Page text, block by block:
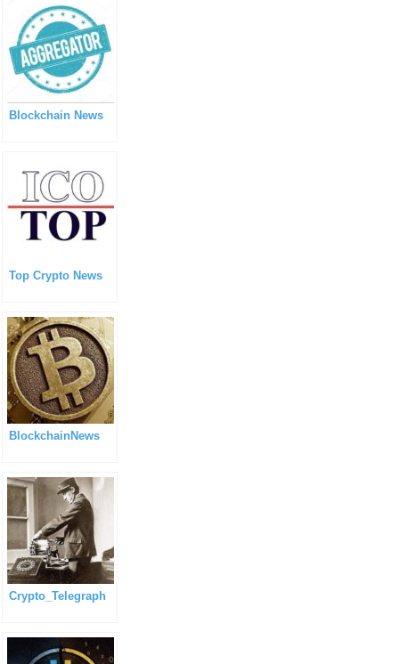
Blockchain News
Top Crypto News
BlockchainNews
Crypto_Telegraph